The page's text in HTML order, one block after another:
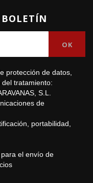
BOLETÍN
protección de datos,
tratamiento:
S.L.
de
portabilidad,
el envío de